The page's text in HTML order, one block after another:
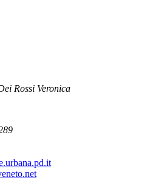
Rossi Veronica